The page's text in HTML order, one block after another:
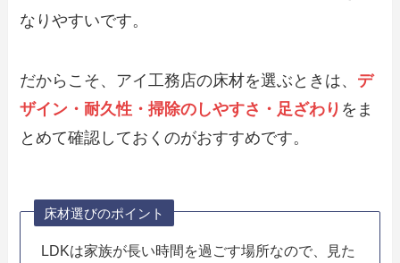
なりやすいです。
だからこそ、アイ工務店の床材を選ぶときは、 デ
ザイン・耐久性・掃除のしやすさ・足ざわり をま
とめて確認しておくのがおすすめです。
床材選びのポイント
LDKは家族が長い時間を過ごす場所なので、見た